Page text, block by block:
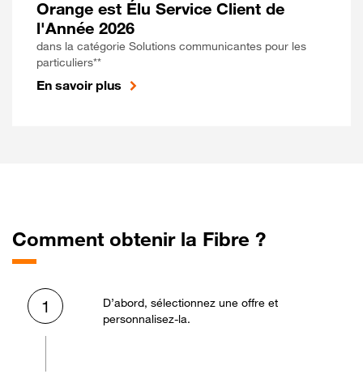
Orange est Élu Service Client de
l'Année 2026
dans la catégorie Solutions communicantes pour les
particuliers**
En savoir plus
Comment obtenir la Fibre ?
1
D’abord, sélectionnez une offre et
personnalisez-la.